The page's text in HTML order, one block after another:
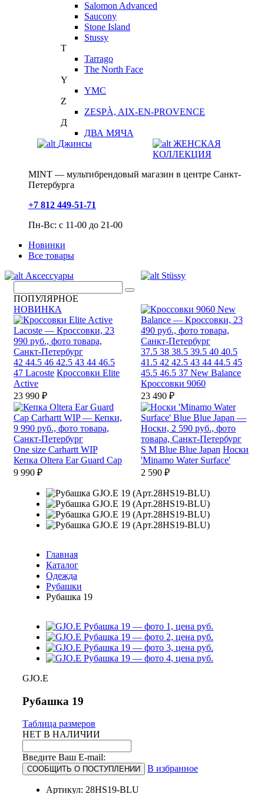
Salomon Advanced
Saucony
Stone Island
Stussy
T
Tarrago
The North Face
Y
YMC
Z
ZESPÀ, AIX-EN-PROVENCE
Д
ДВА МЯЧА
Джинсы
ЖЕНСКАЯ
КОЛЛЕКЦИЯ
MINT — мультибрендовый магазин в центре Санкт-
Петербурга
+7 812 449-51-71
Пн-Вс: с 11-00 до 21-00
Новинки
Все товары
Аксессуары
Stüssy
ПОПУЛЯРНОЕ
НОВИНКА
42 44.5 46 42.5 43 44 46.5
47 Lacoste Кроссовки Elite
Active
23 990 ₽
37.5 38 38.5 39.5 40 40.5
41.5 42 42.5 43 44 44.5 45
45.5 46.5 37 New Balance
Кроссовки 9060
23 490 ₽
One size Carhartt WIP
Кепка Oltera Ear Guard Cap
9 990 ₽
S M Blue Blue Japan Носки
'Minamo Water Surface'
2 590 ₽
Главная
Каталог
Одежда
Рубашки
Рубашка 19
GJO.E
Рубашка 19
Таблица размеров
НЕТ В НАЛИЧИИ
Введите Ваш E-mail:
СООБЩИТЬ О ПОСТУПЛЕНИИ В избранное
Артикул: 28HS19-BLU